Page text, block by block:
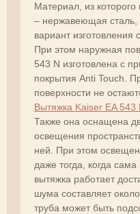
Материал, из которого
– нержавеющая сталь,
вариант
При этом наружная
543 N изготовлена с
покрытия Anti Touch.
поверхности не
Вытяжка Kaiser EA 543
Также она оснащена
освещения
ней. При этом
даже тогда, когда
вытяжка работает
шума составляет
труба может быть